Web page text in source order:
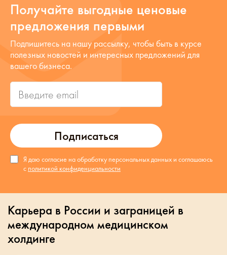
Получайте выгодные ценовые
предложения первыми
Подписаться
Подпишитесь на нашу рассылку, чтобы быть в курсе
полезных новостей и интересных предложений для
вашего бизнеса.
Я даю согласие на обработку персональных данных и соглашаюсь
с политикой конфиденциальности
Карьера в России и заграницей в
международном медицинском
холдинге